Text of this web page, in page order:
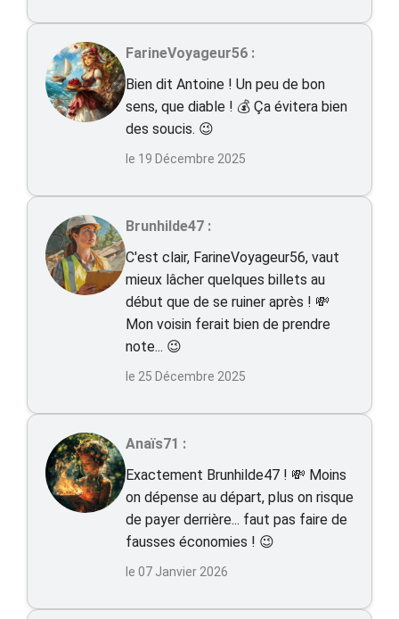
FarineVoyageur56 :
Bien dit Antoine ! Un peu de bon
sens, que diable ! 💰 Ça évitera bien
des soucis. 😉
le 19 Décembre 2025
Brunhilde47 :
C'est clair, FarineVoyageur56, vaut
mieux lâcher quelques billets au
début que de se ruiner après ! 💸
Mon voisin ferait bien de prendre
note... 😉
le 25 Décembre 2025
Anaïs71 :
Exactement Brunhilde47 ! 💸 Moins
on dépense au départ, plus on risque
de payer derrière... faut pas faire de
fausses économies ! 😉
le 07 Janvier 2026